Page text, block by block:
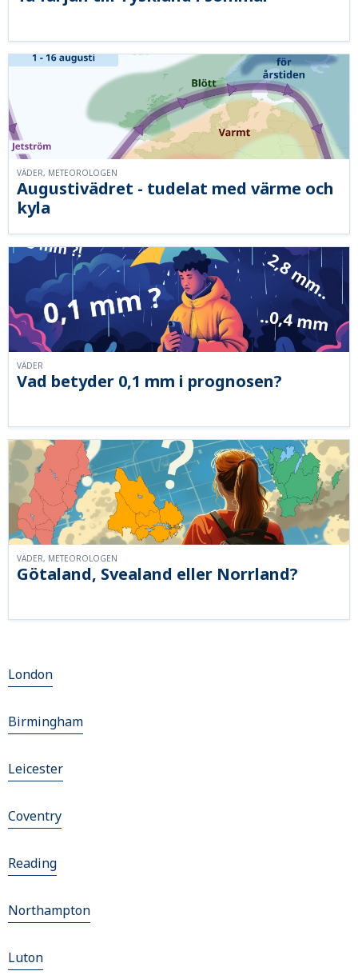
Augustivädret - tudelat med värme och
kyla
VÄDER, METEOROLOGEN
Vad betyder 0,1 mm i prognosen?
VÄDER
Götaland, Svealand eller Norrland?
VÄDER, METEOROLOGEN
London
Birmingham
Leicester
Coventry
Reading
Northampton
Luton